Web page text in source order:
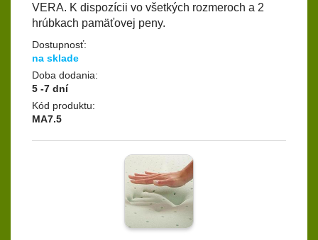
VERA. K dispozícii vo všetkých rozmeroch a 2
hrúbkach pamäťovej peny.
Dostupnosť:
na sklade
Doba dodania:
5 -7 dní
Kód produktu:
MA7.5